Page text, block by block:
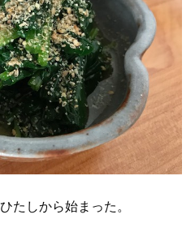
たしから始まった。